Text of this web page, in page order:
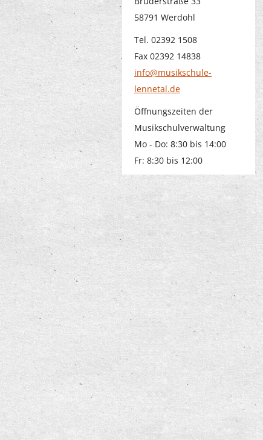
58791 Werdohl
Tel. 02392 1508
Fax 02392 14838
info@musikschule-
lennetal.de
Öffnungszeiten der
Musikschulverwaltung
Mo - Do: 8:30 bis 14:00
Fr: 8:30 bis 12:00